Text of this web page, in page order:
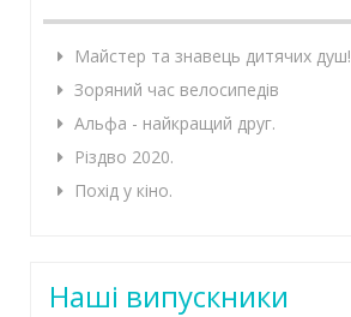
Майстер та знавець дитячих душ!
Зоряний час велосипедів
Альфа - найкращий друг.
Різдво 2020.
Похід у кіно.
Наші випускники